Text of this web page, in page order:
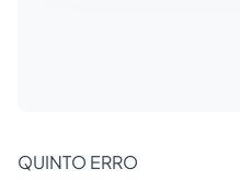
QUINTO ERRO